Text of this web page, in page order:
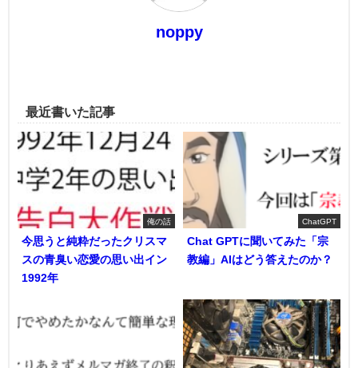
noppy
最近書いた記事
俺の話
今思うと純粋だったクリスマ
スの青臭い恋愛の思い出イン
1992年
ChatGPT
Chat GPTに聞いてみた「宗
教編」AIはどう答えたのか？